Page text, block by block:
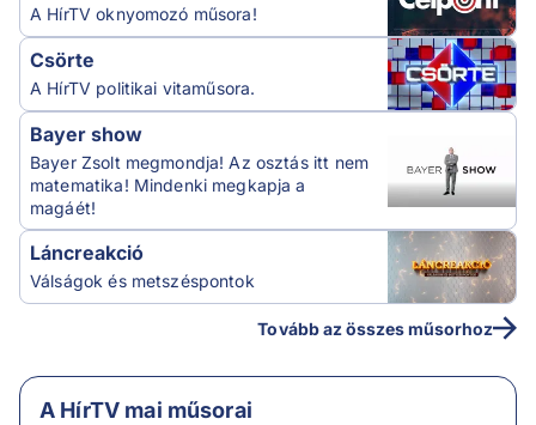
A HírTV oknyomozó műsora!
Csörte
A HírTV politikai vitaműsora.
Bayer show
Bayer Zsolt megmondja! Az osztás itt nem
matematika! Mindenki megkapja a
magáét!
Láncreakció
Válságok és metszéspontok
Tovább az összes műsorhoz
A HírTV mai műsorai